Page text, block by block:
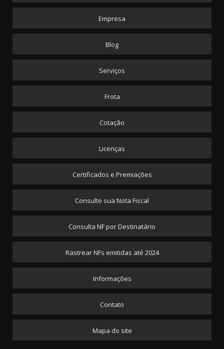
Empresa
Blog
Serviços
Frota
Cotação
Licenças
Certificados e Premiações
Consulte sua Nota Fiscal
Consulta NF por Destinatário
Rastrear NFs emitidas até 2024
Informações
Contato
Mapa do site